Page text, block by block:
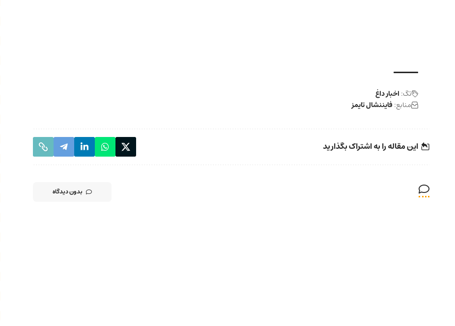
تگ: اخبار داغ
منابع: فایننشال تایمز
این مقاله را به اشتراک بگذارید
بدون دیدگاه